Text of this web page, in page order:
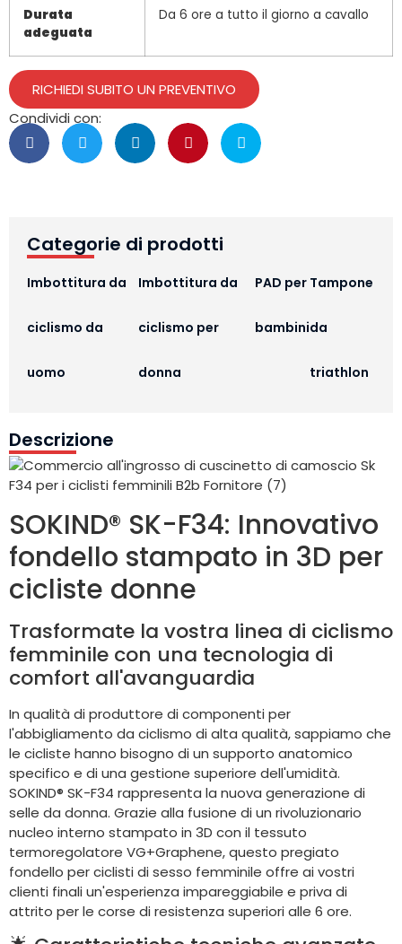
Durata
adeguata
Da 6 ore a tutto il giorno a cavallo
RICHIEDI SUBITO UN PREVENTIVO
Condividi con:
Categorie di prodotti
Imbottitura da
ciclismo da
uomo
Imbottitura da
ciclismo per
donna
PAD per
bambini
Tampone
da
triathlon
Descrizione
SOKIND® SK-F34: Innovativo
fondello stampato in 3D per
cicliste donne
Trasformate la vostra linea di ciclismo
femminile con una tecnologia di
comfort all'avanguardia
In qualità di produttore di componenti per
l'abbigliamento da ciclismo di alta qualità, sappiamo che
le cicliste hanno bisogno di un supporto anatomico
specifico e di una gestione superiore dell'umidità.
SOKIND® SK-F34 rappresenta la nuova generazione di
selle da donna. Grazie alla fusione di un rivoluzionario
nucleo interno stampato in 3D con il tessuto
termoregolatore VG+Graphene, questo pregiato
fondello per ciclisti di sesso femminile offre ai vostri
clienti finali un'esperienza impareggiabile e priva di
attrito per le corse di resistenza superiori alle 6 ore.